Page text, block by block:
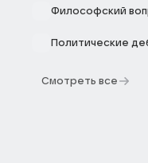
Философский
Политические
Смотреть все